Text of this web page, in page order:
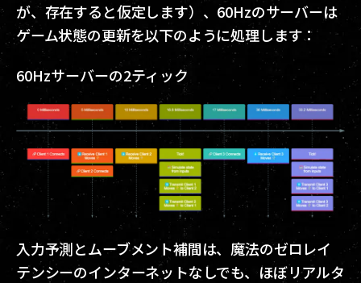
が、存在すると仮定します）、60Hzのサーバーは
ゲーム状態の更新を以下のように処理します：
60Hzサーバーの2ティック
入力予測とムーブメント補間は、魔法のゼロレイ
テンシーのインターネットなしでも、ほぼリアルタ